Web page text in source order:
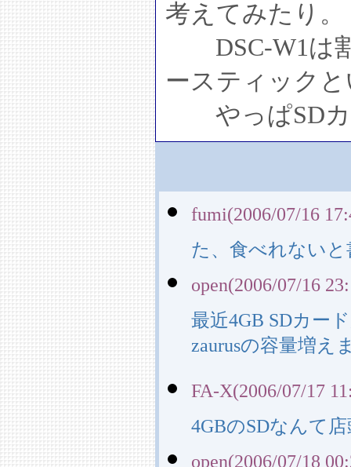
考えてみたり。
DSC-W1は割
ースティック
やっぱSDカ
fumi(2006/07/16
た、食べれない
open(2006/07/16
最近4GB SDカー
zaurusの容量増
FA-X(2006/07/17
4GBのSDなんて
open(2006/07/18